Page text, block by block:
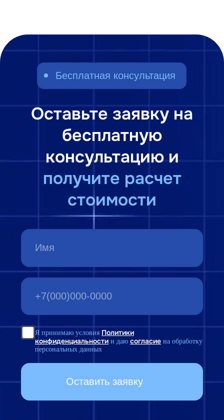
Подробно об
автоматизации
налогового учета в 1С
О внедрении
Ведение налогового учета на платформе
«1С:Предприятие 8» организовано на
отдельном плане счетов.
Налоговый учет дает возможность
бухгалтеру в любой момент времени
сопоставить данные в оборотно-
сальдовой ведомости по бухгалтерскому
и налоговому учету и выявить причины
возникновения разницы в данных.
Каждая хозяйственная операция